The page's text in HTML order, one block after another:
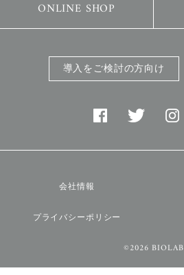
ONLINE SHOP
導入をご検討の方向け
会社情報
プライバシーポリシー
©2026 BIOLAB